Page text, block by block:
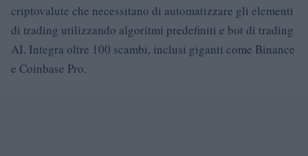
criptovalute che necessitano di automatizzare gli elementi
di trading utilizzando algoritmi predefiniti e bot di trading
AI. Integra oltre 100 scambi, inclusi giganti come Binance
e Coinbase Pro.